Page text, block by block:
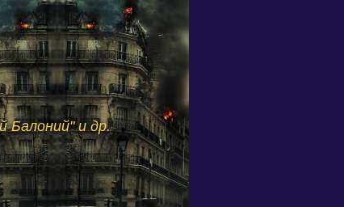
Балоний" и др.